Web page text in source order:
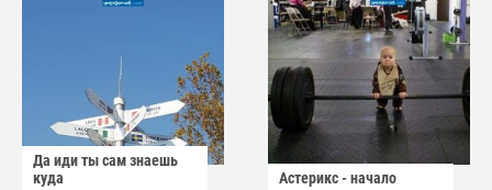
Да иди ты сам знаешь
куда
Астерикс - начало